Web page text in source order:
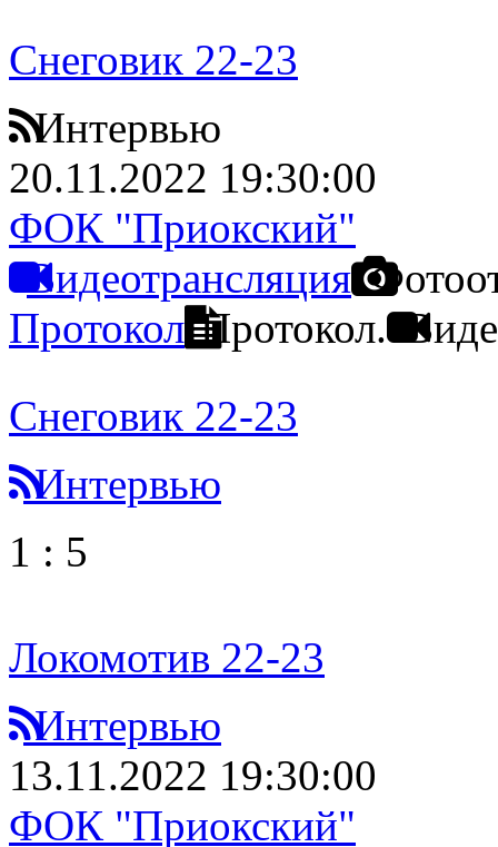
Снеговик 22-23
Интервью
20.11.2022 19:30:00
ФОК "Приокский"
Видеотрансляция
Протокол Протокол.
Снеговик 22-23
Интервью
1 : 5
Локомотив 22-23
Интервью
13.11.2022 19:30:00
ФОК "Приокский"